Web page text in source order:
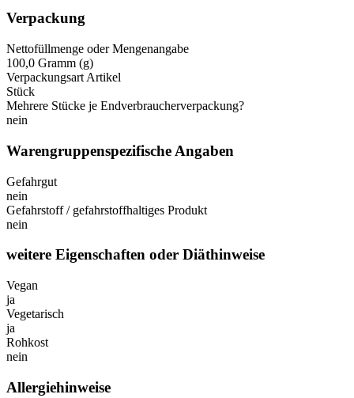
Verpackung
Nettofüllmenge oder Mengenangabe
100,0 Gramm (g)
Verpackungsart Artikel
Stück
Mehrere Stücke je Endverbraucherverpackung?
nein
Warengruppenspezifische Angaben
Gefahrgut
nein
Gefahrstoff / gefahrstoffhaltiges Produkt
nein
weitere Eigenschaften oder Diäthinweise
Vegan
ja
Vegetarisch
ja
Rohkost
nein
Allergiehinweise